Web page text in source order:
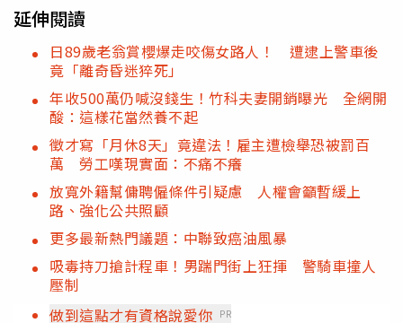
延伸閱讀
日89歲老翁賞櫻爆走咬傷女路人！ 遭逮上警車後
竟「離奇昏迷猝死」
年收500萬仍喊沒錢生！竹科夫妻開銷曝光 全網開
酸：這樣花當然養不起
徵才寫「月休8天」竟違法！雇主遭檢舉恐被罰百
萬 勞工嘆現實面：不痛不癢
放寬外籍幫傭聘僱條件引疑慮 人權會籲暫緩上
路、強化公共照顧
更多最新熱門議題：中聯致癌油風暴
吸毒持刀搶計程車！男踹門街上狂揮 警騎車撞人
壓制
做到這點才有資格說愛你 PR